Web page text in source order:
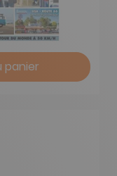
-50%
panier